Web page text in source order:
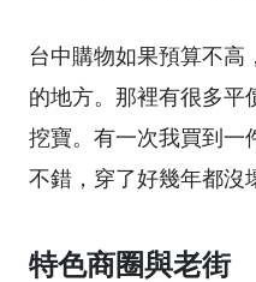
台中購物如果預算不高
的地方。那裡有很多平
挖寶。有一次我買到一
不錯，穿了好幾年都沒
特色商圈與老街